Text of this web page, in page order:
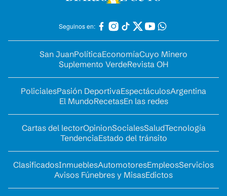
Seguinos en:
San JuanPolíticaEconomíaCuyo Minero
Suplemento VerdeRevista OH
PolicialesPasión DeportivaEspectáculosArgentina
El MundoRecetasEn las redes
Cartas del lectorOpinionSocialesSaludTecnología
TendenciaEstado del tránsito
ClasificadosInmueblesAutomotoresEmpleosServicios
Avisos Fúnebres y MisasEdictos